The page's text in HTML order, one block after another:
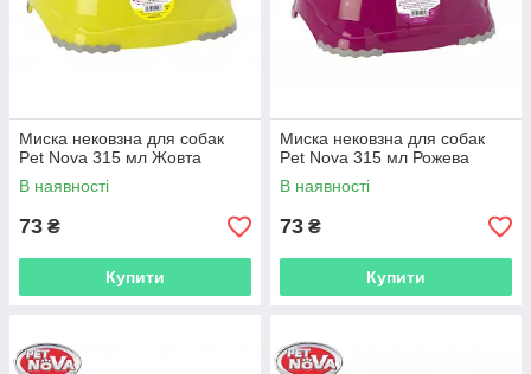
Миска нековзна для собак
Pet Nova 315 мл Жовта
В наявності
73 ₴
Купити
Миска нековзна для собак
Pet Nova 315 мл Рожева
В наявності
73 ₴
Купити